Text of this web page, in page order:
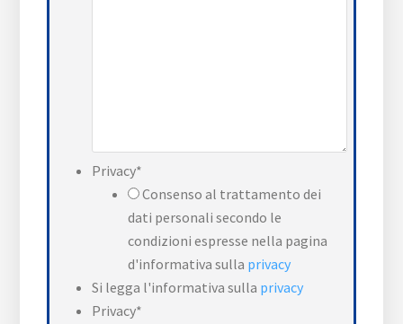
Privacy*
Consenso al trattamento dei
dati personali secondo le
condizioni espresse nella pagina
d'informativa sulla privacy
Si legga l'informativa sulla privacy
Privacy*